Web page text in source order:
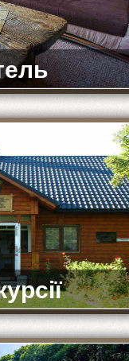
номери
музеї та історичні